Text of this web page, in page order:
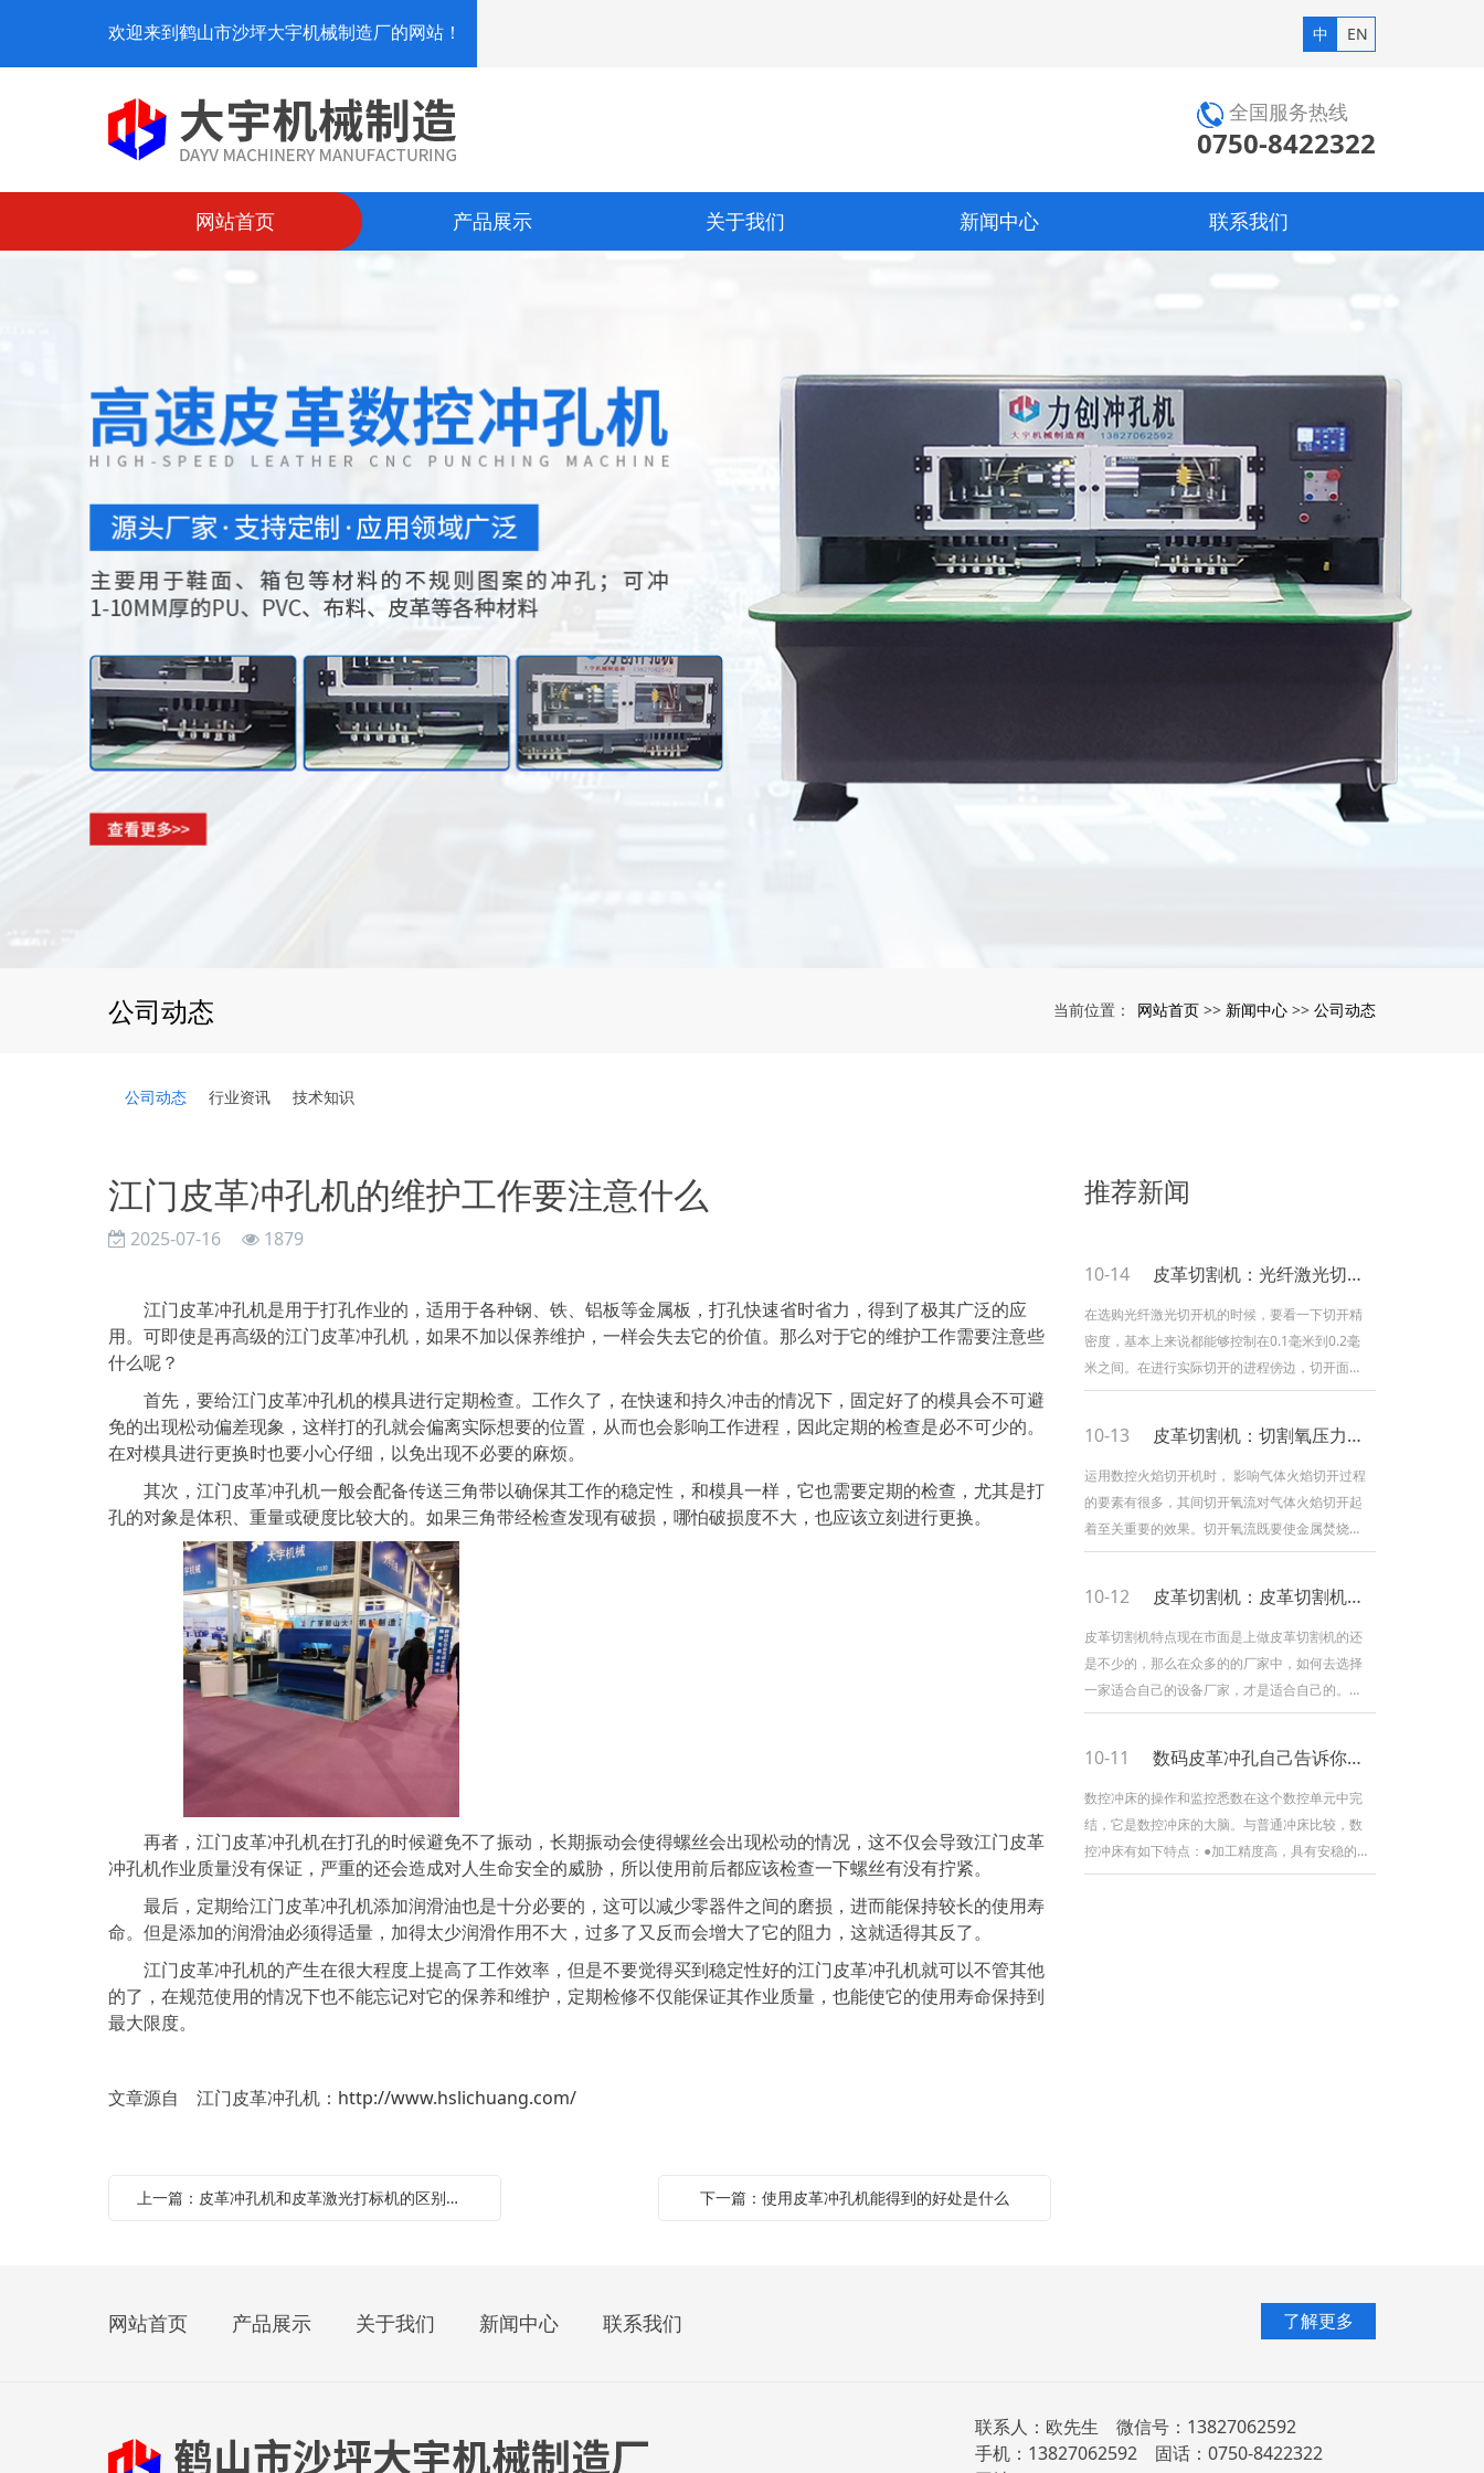
欢迎来到鹤山市沙坪大宇机械制造厂的网站！ 中 EN
全国服务热线
0750-8422322
网站首页 产品展示 关于我们 新闻中心 联系我们
公司动态 当前位置： 网站首页 >> 新闻中心 >> 公司动态
公司动态 行业资讯 技术知识
江门皮革冲孔机的维护工作要注意什么
2025-07-16 1879
江门皮革冲孔机是用于打孔作业的，适用于各种钢、铁、铝板等金属板，打孔快速省时省力，得到了极其广泛的应
用。可即使是再高级的江门皮革冲孔机，如果不加以保养维护，一样会失去它的价值。那么对于它的维护工作需要注意些
什么呢？
首先，要给江门皮革冲孔机的模具进行定期检查。工作久了，在快速和持久冲击的情况下，固定好了的模具会不可避
免的出现松动偏差现象，这样打的孔就会偏离实际想要的位置，从而也会影响工作进程，因此定期的检查是必不可少的。
在对模具进行更换时也要小心仔细，以免出现不必要的麻烦。
其次，江门皮革冲孔机一般会配备传送三角带以确保其工作的稳定性，和模具一样，它也需要定期的检查，尤其是打
孔的对象是体积、重量或硬度比较大的。如果三角带经检查发现有破损，哪怕破损度不大，也应该立刻进行更换。
再者，江门皮革冲孔机在打孔的时候避免不了振动，长期振动会使得螺丝会出现松动的情况，这不仅会导致江门皮革
冲孔机作业质量没有保证，严重的还会造成对人生命安全的威胁，所以使用前后都应该检查一下螺丝有没有拧紧。
最后，定期给江门皮革冲孔机添加润滑油也是十分必要的，这可以减少零器件之间的磨损，进而能保持较长的使用寿
命。但是添加的润滑油必须得适量，加得太少润滑作用不大，过多了又反而会增大了它的阻力，这就适得其反了。
江门皮革冲孔机的产生在很大程度上提高了工作效率，但是不要觉得买到稳定性好的江门皮革冲孔机就可以不管其他
的了，在规范使用的情况下也不能忘记对它的保养和维护，定期检修不仅能保证其作业质量，也能使它的使用寿命保持到
最大限度。
文章源自 江门皮革冲孔机： http://www.hslichuang.com/
上一篇：皮革冲孔机和皮革激光打标机的区别是什么 下一篇：使用皮革冲孔机能得到的好处是什么
推荐新闻
10-14 皮革切割机：光纤激光切割机如何选购
在选购光纤激光切开机的时候，要看一下切开精
密度，基本上来说都能够控制在0.1毫米到0.2毫
米之间。在进行实际切开的进程傍边，切开面的
光滑度同样也很重要，要看一下切开面是不是有
本上都是由切开的厚度或许使用的气体来决议
的，三毫米以下是没有毛刺的，气体是氮气的比
较好
10-13 皮革切割机：切割氧压力对切割速度的影响
运用数控火焰切开机时， 影响气体火焰切开过程
的要素有很多，其间切开氧流对气体火焰切开起
着至关重要的效果。切开氧流既要使金属焚烧，
又要把焚烧生成的氧化物从切断中吹掉。因而，
重要的影响。下面小编将主要就切开氧压力值对
切开质量的影响简要分析。随着切开氧压力的
10-12 皮革切割机：皮革切割机特点
皮革切割机特点现在市面是上做皮革切割机的还
是不少的，那么在众多的的厂家中，如何去选择
一家适合自己的设备厂家，才是适合自己的。那
么我们就来看一下皮革切割机的特点吧。1、精细
合加工特别精细的工件， 如印章、铭牌、胸牌礼
品等，此类电机通常为高速变频电机，
10-11 数码皮革冲孔自己告诉你数控冲床的特点
数控冲床的操作和监控悉数在这个数控单元中完
结，它是数控冲床的大脑。与普通冲床比较，数
控冲床有如下特点：●加工精度高，具有安稳的加
工质量；●加工幅面大：一次可以完结1.5m*5m
网站首页 产品展示 关于我们 新闻中心 联系我们 了解更多
联系人：欧先生 微信号：13827062592
手机：13827062592 固话：0750-8422322